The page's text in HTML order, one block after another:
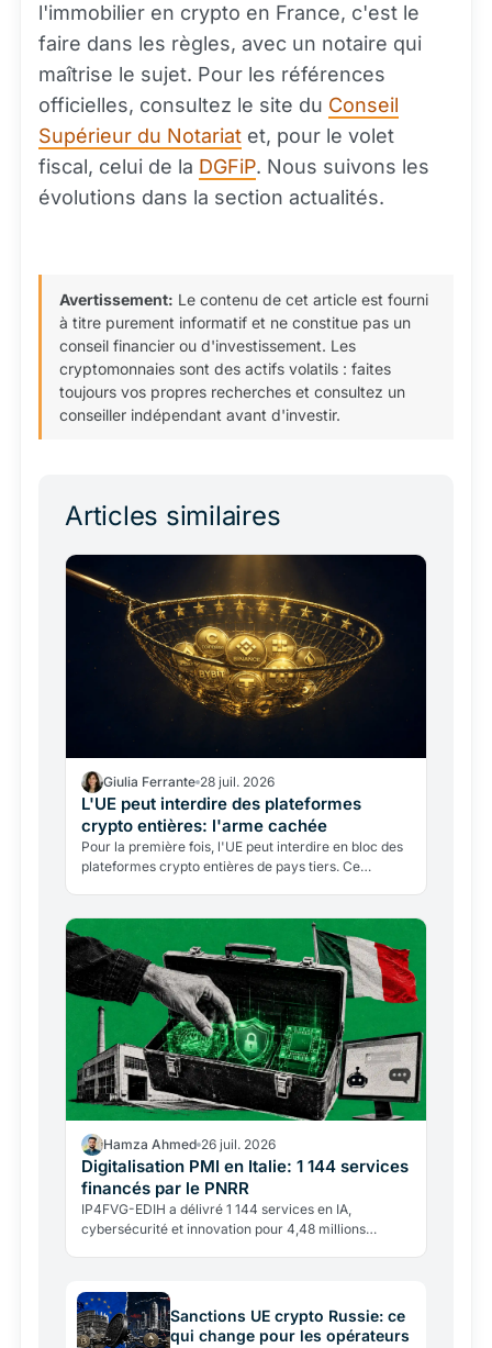
l'immobilier en crypto en France, c'est le
faire dans les règles, avec un notaire qui
maîtrise le sujet. Pour les références
officielles, consultez le site du Conseil
Supérieur du Notariat et, pour le volet
fiscal, celui de la DGFiP. Nous suivons les
évolutions dans la section actualités.
Avertissement: Le contenu de cet article est fourni
à titre purement informatif et ne constitue pas un
conseil financier ou d'investissement. Les
cryptomonnaies sont des actifs volatils : faites
toujours vos propres recherches et consultez un
conseiller indépendant avant d'investir.
Articles similaires
Giulia Ferrante 28 juil. 2026
L'UE peut interdire des plateformes
crypto entières: l'arme cachée
Pour la première fois, l'UE peut interdire en bloc des
plateformes crypto entières de pays tiers. Ce
Hamza Ahmed 26 juil. 2026
Digitalisation PMI en Italie: 1 144 services
financés par le PNRR
IP4FVG-EDIH a délivré 1 144 services en IA,
cybersécurité et innovation pour 4,48 millions
Sanctions UE crypto Russie: ce
qui change pour les opérateurs